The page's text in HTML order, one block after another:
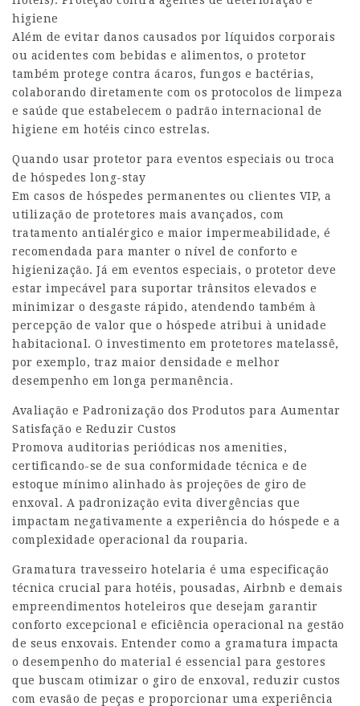
higiene
Além de evitar danos causados por líquidos corporais
ou acidentes com bebidas e alimentos, o protetor
também protege contra ácaros, fungos e bactérias,
colaborando diretamente com os protocolos de limpeza
e saúde que estabelecem o padrão internacional de
higiene em hotéis cinco estrelas.
Quando usar protetor para eventos especiais ou troca
de hóspedes long-stay
Em casos de hóspedes permanentes ou clientes VIP, a
utilização de protetores mais avançados, com
tratamento antialérgico e maior impermeabilidade, é
recomendada para manter o nível de conforto e
higienização. Já em eventos especiais, o protetor deve
estar impecável para suportar trânsitos elevados e
minimizar o desgaste rápido, atendendo também à
percepção de valor que o hóspede atribui à unidade
habitacional. O investimento em protetores matelassê,
por exemplo, traz maior densidade e melhor
desempenho em longa permanência.
Avaliação e Padronização dos Produtos para Aumentar
Satisfação e Reduzir Custos
Promova auditorias periódicas nos amenities,
certificando-se de sua conformidade técnica e de
estoque mínimo alinhado às projeções de giro de
enxoval. A padronização evita divergências que
impactam negativamente a experiência do hóspede e a
complexidade operacional da rouparia.
Gramatura travesseiro hotelaria é uma especificação
técnica crucial para hotéis, pousadas, Airbnb e demais
empreendimentos hoteleiros que desejam garantir
conforto excepcional e eficiência operacional na gestão
de seus enxovais. Entender como a gramatura impacta
o desempenho do material é essencial para gestores
que buscam otimizar o giro de enxoval, reduzir custos
com evasão de peças e proporcionar uma experiência